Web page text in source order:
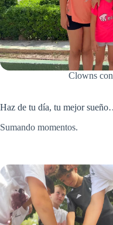
Clowns
Haz de tu día, tu mejor
Sumando momentos.